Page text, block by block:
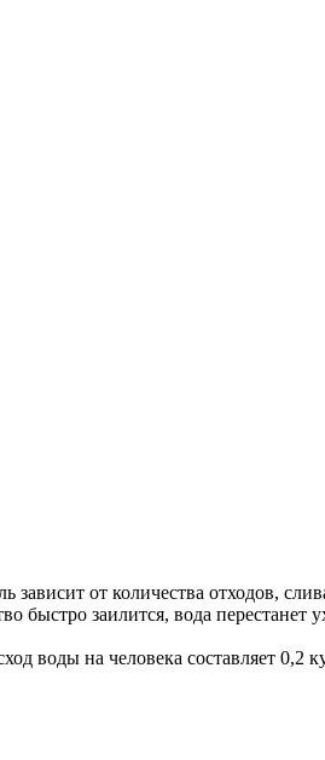
от количества отходов,
заилится, вода перестанет
воды на человека составляет 0,2